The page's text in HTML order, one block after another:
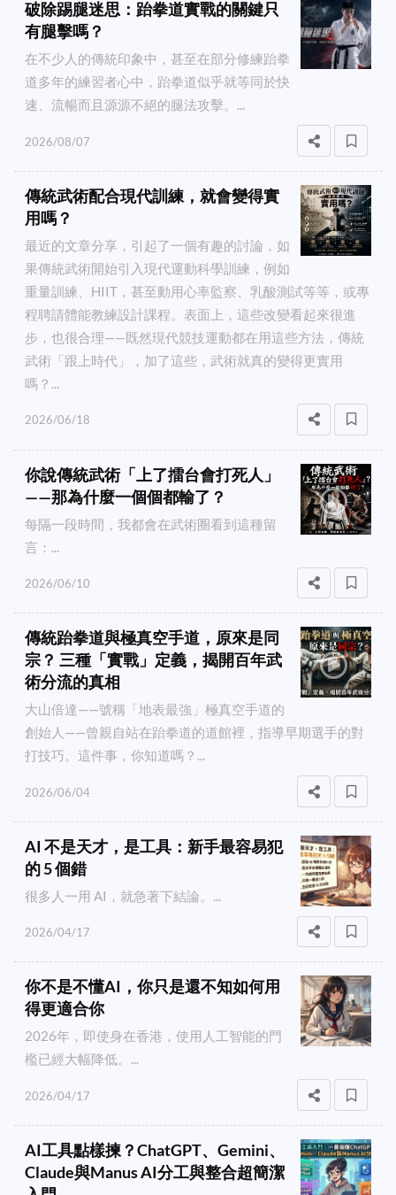
破除踢腿迷思：跆拳道實戰的關鍵只
有腿擊嗎？
在不少人的傳統印象中，甚至在部分修練跆拳
道多年的練習者心中，跆拳道似乎就等同於快
速、流暢而且源源不絕的腿法攻擊。...
2026/08/07
傳統武術配合現代訓練，就會變得實
用嗎？
最近的文章分享，引起了一個有趣的討論，如
果傳統武術開始引入現代運動科學訓練，例如
重量訓練、HIIT，甚至動用心率監察、乳酸測試等等，或專
程聘請體能教練設計課程。表面上，這些改變看起來很進
步，也很合理——既然現代競技運動都在用這些方法，傳統
武術「跟上時代」，加了這些，武術就真的變得更實用
嗎？...
2026/06/18
你說傳統武術「上了擂台會打死人」
——那為什麼一個個都輸了？
每隔一段時間，我都會在武術圈看到這種留
言：...
2026/06/10
傳統跆拳道與極真空手道，原來是同
宗？ 三種「實戰」定義，揭開百年武
術分流的真相
大山倍達——號稱「地表最強」極真空手道的
創始人——曾親自站在跆拳道的道館裡，指導早期選手的對
打技巧。這件事，你知道嗎？...
2026/06/04
AI 不是天才，是工具：新手最容易犯
的 5 個錯
很多人一用 AI，就急著下結論。...
2026/04/17
你不是不懂AI，你只是還不知如何用
得更適合你
2026年，即使身在香港，使用人工智能的門
檻已經大幅降低。...
2026/04/17
AI工具點樣揀？ChatGPT、Gemini、
Claude與Manus AI分工與整合超簡潔